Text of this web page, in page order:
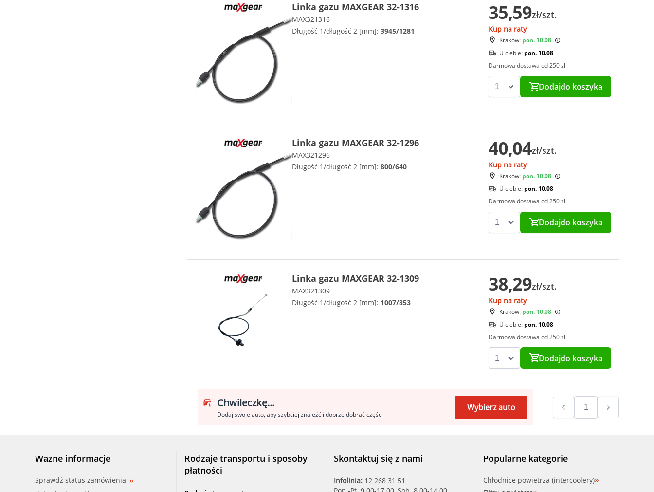
Linka gazu MAXGEAR 32-1316
MAX321316
Długość 1/długość 2 [mm]: 3945/1281
35,59zł/szt.
Kup na raty
Kraków: pon. 10.08
U ciebie: pon. 10.08
Darmowa dostawa od 250 zł
Dodajdo koszyka
Linka gazu MAXGEAR 32-1296
MAX321296
Długość 1/długość 2 [mm]: 800/640
40,04zł/szt.
Kup na raty
Kraków: pon. 10.08
U ciebie: pon. 10.08
Darmowa dostawa od 250 zł
Dodajdo koszyka
Linka gazu MAXGEAR 32-1309
MAX321309
Długość 1/długość 2 [mm]: 1007/853
38,29zł/szt.
Kup na raty
Kraków: pon. 10.08
U ciebie: pon. 10.08
Darmowa dostawa od 250 zł
Dodajdo koszyka
Chwileczkę...
Dodaj swoje auto, aby szybciej znaleźć i dobrze dobrać części
Wybierz auto
Ważne informacje
Sprawdź status zamówienia
Rodzaje transportu i sposoby
płatności
Skontaktuj się z nami
Infolinia: 12 268 31 51
Popularne kategorie
Chłodnice powietrza (intercoolery)